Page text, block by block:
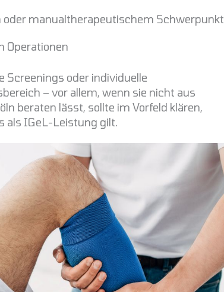
manualtherapeutischem Schwerpunkt
Operationen
Screenings oder individuelle
– vor allem, wenn sie nicht aus
beraten lässt, sollte im Vorfeld klären,
als IGeL-Leistung gilt.